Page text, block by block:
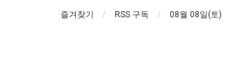
즐겨찾기 RSS 구독 08월 08일(토)